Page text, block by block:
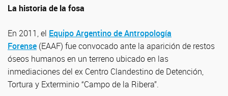
La historia de la fosa
En 2011, el Equipo Argentino de Antropología
Forense (EAAF) fue convocado ante la aparición de restos
óseos humanos en un terreno ubicado en las
inmediaciones del ex Centro Clandestino de Detención,
Tortura y Exterminio “Campo de la Ribera”.